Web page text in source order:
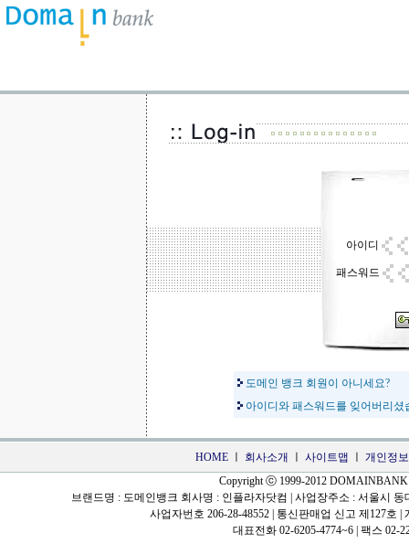
아이디
패스워드
도메인 뱅크 회원이 아니세요?
아이디와 패스워드를 잊어버리셨
HOMEㅣ 회사소개 사이트맵
개인정
Copyright ⓒ 1999-2012 DOMAINBANK
브랜드명 : 도메인뱅크 회사명 : 인플라자닷컴 | 사업장주소 : 서울시 동
사업자번호 206-28-48552 | 통신판매업 신고 제127호
대표전화 02-6205-4774~6 | 팩스 02-